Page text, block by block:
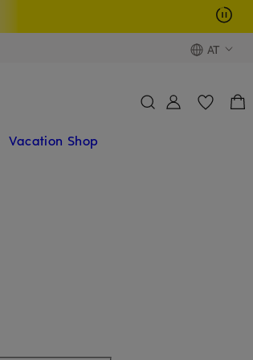
AT
Vacation Shop